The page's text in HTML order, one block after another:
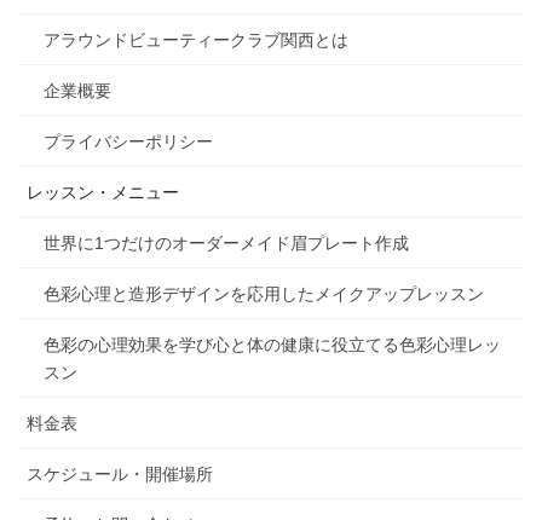
アラウンドビューティークラブ関西とは
企業概要
プライバシーポリシー
レッスン・メニュー
世界に1つだけのオーダーメイド眉プレート作成
色彩心理と造形デザインを応用したメイクアップレッスン
色彩の心理効果を学び心と体の健康に役立てる色彩心理レッ
スン
料金表
スケジュール・開催場所